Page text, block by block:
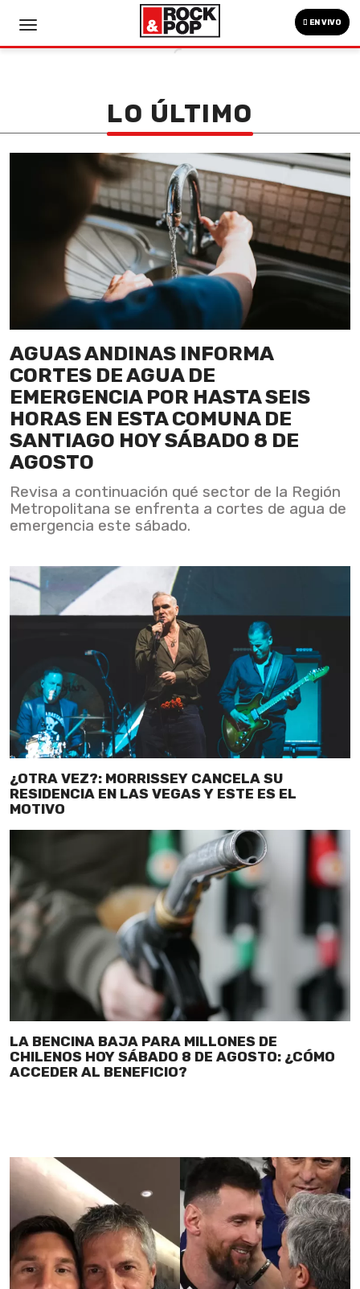
EN VIVO
LO ÚLTIMO
AGUAS ANDINAS INFORMA
CORTES DE AGUA DE
EMERGENCIA POR HASTA SEIS
HORAS EN ESTA COMUNA DE
SANTIAGO HOY SÁBADO 8 DE
AGOSTO
Revisa a continuación qué sector de la Región
Metropolitana se enfrenta a cortes de agua de
emergencia este sábado.
¿OTRA VEZ?: MORRISSEY CANCELA SU
RESIDENCIA EN LAS VEGAS Y ESTE ES EL
MOTIVO
LA BENCINA BAJA PARA MILLONES DE
CHILENOS HOY SÁBADO 8 DE AGOSTO: ¿CÓMO
ACCEDER AL BENEFICIO?